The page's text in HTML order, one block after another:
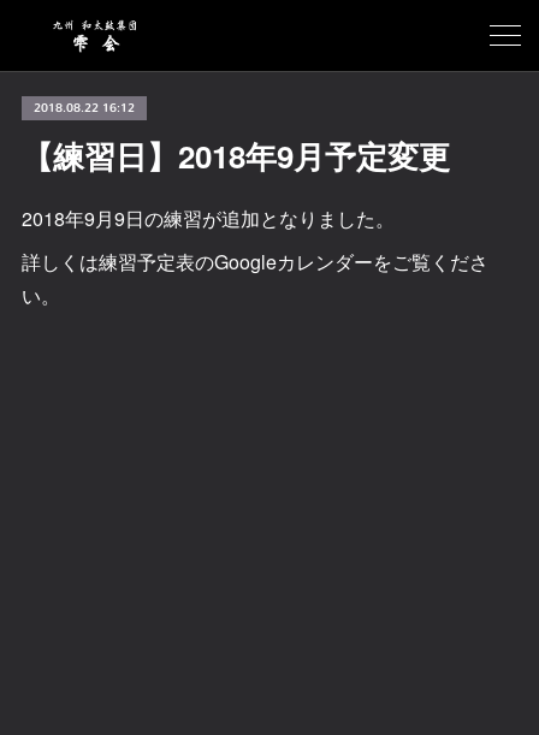
2018.08.22 16:12
【練習日】2018年9月予定変更
2018年9月9日の練習が追加となりました。
詳しくは練習予定表のGoogleカレンダーをご覧くださ
い。